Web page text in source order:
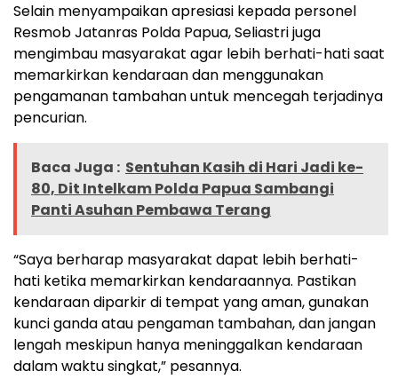
Selain menyampaikan apresiasi kepada personel
Resmob Jatanras Polda Papua, Seliastri juga
mengimbau masyarakat agar lebih berhati-hati saat
memarkirkan kendaraan dan menggunakan
pengamanan tambahan untuk mencegah terjadinya
pencurian.
Baca Juga : Sentuhan Kasih di Hari Jadi ke-
80, Dit Intelkam Polda Papua Sambangi
Panti Asuhan Pembawa Terang
“Saya berharap masyarakat dapat lebih berhati-
hati ketika memarkirkan kendaraannya. Pastikan
kendaraan diparkir di tempat yang aman, gunakan
kunci ganda atau pengaman tambahan, dan jangan
lengah meskipun hanya meninggalkan kendaraan
dalam waktu singkat,” pesannya.